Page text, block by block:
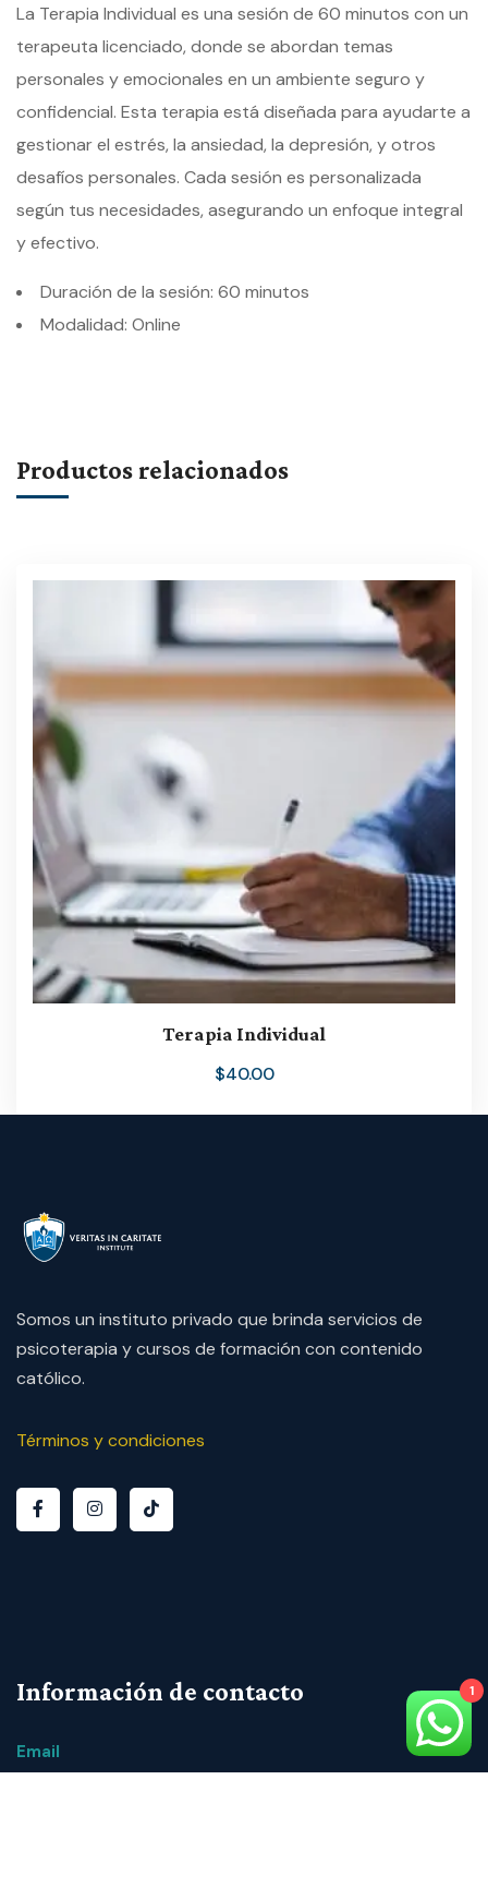
La Terapia Individual es una sesión de 60 minutos con un
terapeuta licenciado, donde se abordan temas
personales y emocionales en un ambiente seguro y
confidencial. Esta terapia está diseñada para ayudarte a
gestionar el estrés, la ansiedad, la depresión, y otros
desafíos personales. Cada sesión es personalizada
según tus necesidades, asegurando un enfoque integral
y efectivo.
Duración de la sesión: 60 minutos
Modalidad: Online
Productos relacionados
Terapia Individual
$40.00
Somos un instituto privado que brinda servicios de
psicoterapia y cursos de formación con contenido
católico.
Términos y condiciones
Información de contacto
Email
1